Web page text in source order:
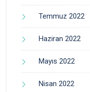
Temmuz 2022
Haziran 2022
Mayıs 2022
Nisan 2022